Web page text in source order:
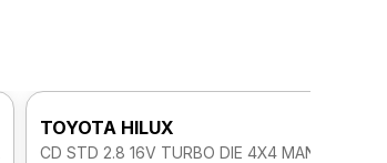
TOYOTA HILUX
CD STD 2.8 16V TURBO DIE 4X4 MANUAL